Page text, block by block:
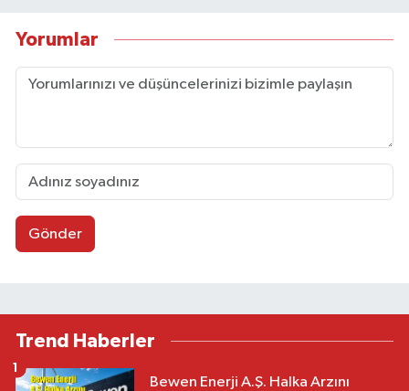
Yorumlar
Gönder
Trend Haberler
Bewen Enerji A.Ş. Halka Arzını
1